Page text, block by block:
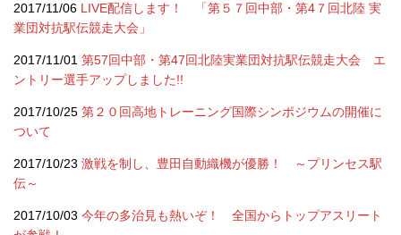
2017/11/06 LIVE配信します！ 「第５７回中部・第4７回北陸 実
業団対抗駅伝競走大会」
2017/11/01 第57回中部・第47回北陸実業団対抗駅伝競走大会 エ
ントリー選手アップしました!!
2017/10/25 第２０回高地トレーニング国際シンポジウムの開催に
ついて
2017/10/23 激戦を制し、豊田自動織機が優勝！ ～プリンセス駅
伝～
2017/10/03 今年の多治見も熱いぞ！ 全国からトップアスリート